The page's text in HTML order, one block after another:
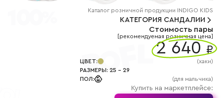
+7
Каталог розничной продукции INDIGO KIDS
КАТЕГОРИЯ САНДАЛИИ
Стоимость пары
[рекомендуемая розничная цена]
2 640 ₽
ЦВЕТ: (хаки)
РАЗМЕРЫ: 25 - 29
ПОЛ: (для мальчика)
Купить на маркетплейсе: